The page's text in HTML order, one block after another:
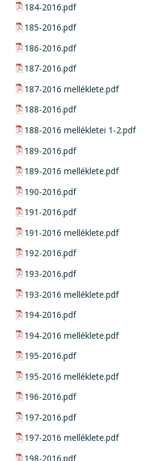
pdf csatolmány:
184-2016.pdf
pdf csatolmány:
185-2016.pdf
pdf csatolmány:
186-2016.pdf
pdf csatolmány:
187-2016.pdf
pdf csatolmány:
187-2016 melléklete.pdf
pdf csatolmány:
188-2016.pdf
pdf csatolmány:
188-2016 mellékletei 1-2.pdf
pdf csatolmány:
189-2016.pdf
pdf csatolmány:
189-2016 melléklete.pdf
pdf csatolmány:
190-2016.pdf
pdf csatolmány:
191-2016.pdf
pdf csatolmány:
191-2016 melléklete.pdf
pdf csatolmány:
192-2016.pdf
pdf csatolmány:
193-2016.pdf
pdf csatolmány:
193-2016 melléklete.pdf
pdf csatolmány:
194-2016.pdf
pdf csatolmány:
194-2016 melléklete.pdf
pdf csatolmány:
195-2016.pdf
pdf csatolmány:
195-2016 melléklete.pdf
pdf csatolmány:
196-2016.pdf
pdf csatolmány:
197-2016.pdf
pdf csatolmány:
197-2016 melléklete.pdf
pdf csatolmány:
198-2016.pdf